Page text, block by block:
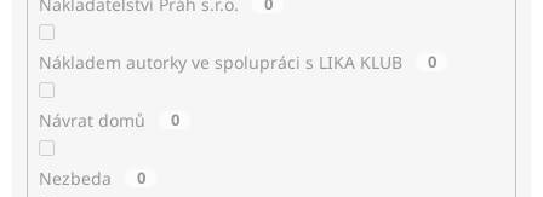
Nákladem autorky ve spolupráci s LIKA KLUB 0
Návrat domů 0
Nezbeda 0